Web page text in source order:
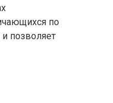
по
позволяет